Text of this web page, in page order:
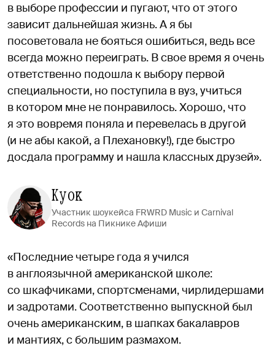
в выборе профессии и пугают, что от этого
зависит дальнейшая жизнь. А я бы
посоветовала не бояться ошибиться, ведь все
всегда можно переиграть. В свое время я очень
ответственно подошла к выбору первой
специальности, но поступила в вуз, учиться
в котором мне не понравилось. Хорошо, что
я это вовремя поняла и перевелась в другой
(и не абы какой, а Плехановку!), где быстро
досдала программу и нашла классных друзей».
Куок
Участник шоукейса FRWRD Music и Carnival
Records на Пикнике Афиши
«Последние четыре года я учился
в англоязычной американской школе:
со шкафчиками, спортсменами, чирлидершами
и задротами. Соответственно выпускной был
очень американским, в шапках бакалавров
и мантиях, с большим размахом.